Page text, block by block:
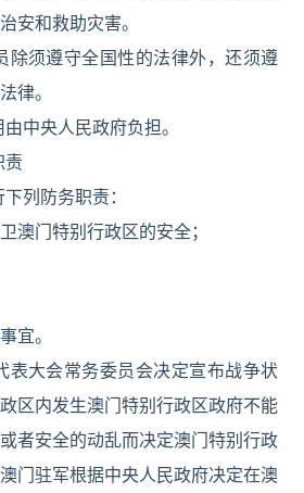
安和救助灾害。
除须遵守全国性的法律外，还须遵
律。
中央人民政府负担。
责
列防务职责：
澳门特别行政区的安全；
宜。
表大会常务委员会决定宣布战争状
区内发生澳门特别行政区政府不能
者安全的动乱而决定澳门特别行政
门驻军根据中央人民政府决定在澳